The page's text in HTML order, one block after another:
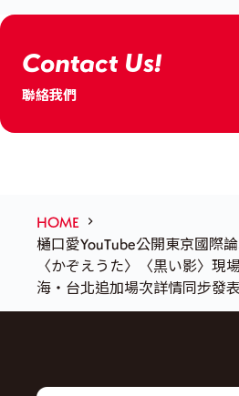
Contact Us!
聯絡我們
HOME
樋口愛YouTube公開東京國際
〈かぞえうた〉〈黒い影〉現
海・台北追加場次詳情同步發表